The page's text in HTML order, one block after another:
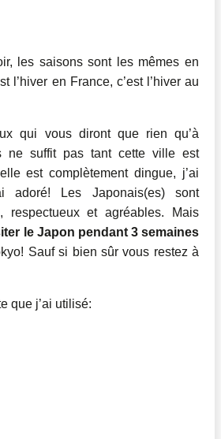
les saisons sont les mêmes en
l’hiver en France, c’est l’hiver au
qui vous diront que rien qu’à
ne suffit pas tant cette ville est
est complètement dingue, j’ai
adoré! Les Japonais(es) sont
respectueux et agréables. Mais
le Japon pendant 3 semaines
Sauf si bien sûr vous restez à
que j’ai utilisé: